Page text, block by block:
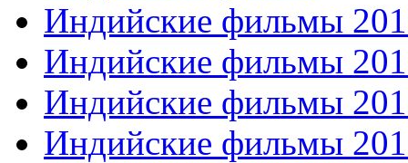
Индийские фильмы
Индийские фильмы
Индийские фильмы
Индийские фильмы